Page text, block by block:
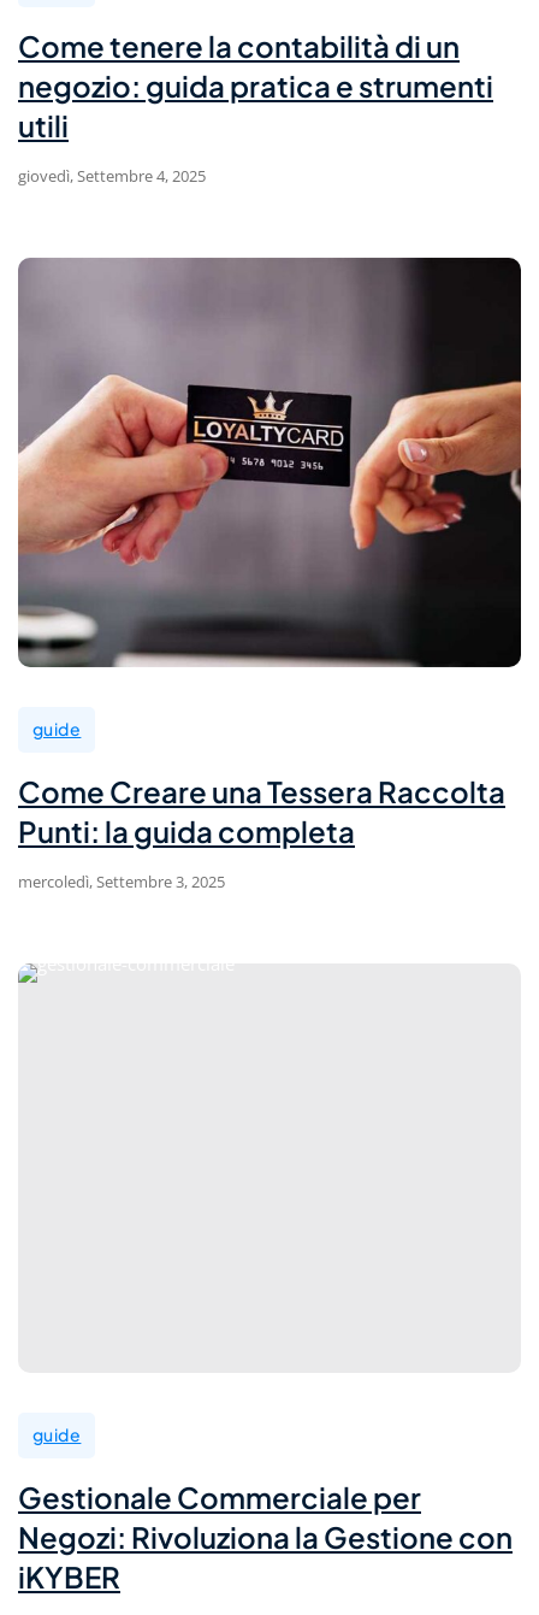
Come tenere la contabilità di un
negozio: guida pratica e strumenti
utili
giovedì, Settembre 4, 2025
guide
Come Creare una Tessera Raccolta
Punti: la guida completa
mercoledì, Settembre 3, 2025
guide
Gestionale Commerciale per
Negozi: Rivoluziona la Gestione con
iKYBER